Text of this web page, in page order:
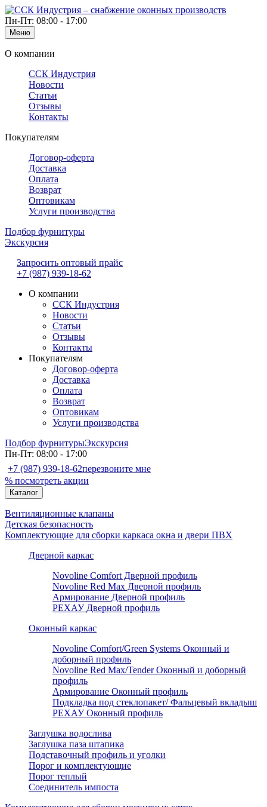
Пн-Пт: 08:00 - 17:00
Меню
О компании
ССК Индустрия
Новости
Статьи
Отзывы
Контакты
Покупателям
Договор-оферта
Доставка
Оплата
Возврат
Оптовикам
Услуги производства
Подбор фурнитуры
Экскурсия
Запросить оптовый прайс
+7 (987) 939-18-62
О компании
ССК Индустрия
Новости
Статьи
Отзывы
Контакты
Покупателям
Договор-оферта
Доставка
Оплата
Возврат
Оптовикам
Услуги производства
Подбор фурнитурыЭкскурсия
Пн-Пт: 08:00 - 17:00
+7 (987) 939-18-62перезвоните мне
% посмотреть акции
Каталог
Вентиляционные клапаны
Детская безопасность
Комплектующие для сборки каркаса окна и двери ПВХ
Дверной каркас
Novoline Comfort Дверной профиль
Novoline Red Мax Дверной профиль
Армирование Дверной профиль
РЕХАУ Дверной профиль
Оконный каркас
Novoline Comfort/Green Systems Оконный и
доборный профиль
Novoline Red Max/Tender Оконный и доборный
профиль
Армирование Оконный профиль
Подкладка под стеклопакет/ Фальцевый вкладыш
РЕХАУ Оконный профиль
Заглушка водослива
Заглушка паза штапика
Подставочный профиль и уголки
Порог и комплектующие
Порог теплый
Соединитель импоста